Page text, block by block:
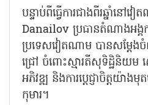
បន្ទាប់ពីធ្វើការជាងពីរឆ្នាំន
Danailov ប្រធានតំណាងអង្គ
ប្រទេសវៀតណាម បានសម្តែ
ជ្រៅ ចំពោះស្មារតីសុទិដ្ឋិនិយម ស
អភិវឌ្ឍ និងការប្តេជ្ញាចិត្តយ៉ា
កុមារ។